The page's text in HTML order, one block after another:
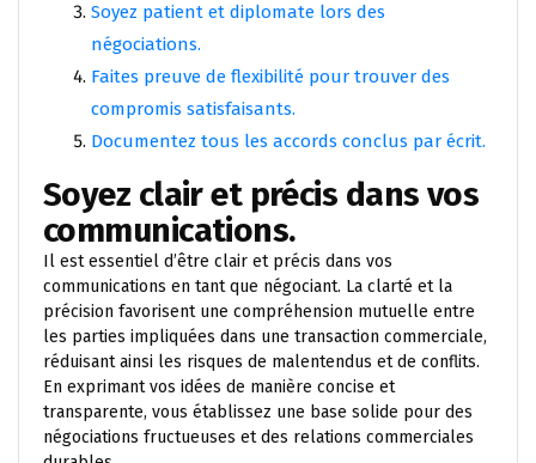
Soyez patient et diplomate lors des
négociations.
Faites preuve de flexibilité pour trouver des
compromis satisfaisants.
Documentez tous les accords conclus par écrit.
Soyez clair et précis dans vos
communications.
Il est essentiel d’être clair et précis dans vos
communications en tant que négociant. La clarté et la
précision favorisent une compréhension mutuelle entre
les parties impliquées dans une transaction commerciale,
réduisant ainsi les risques de malentendus et de conflits.
En exprimant vos idées de manière concise et
transparente, vous établissez une base solide pour des
négociations fructueuses et des relations commerciales